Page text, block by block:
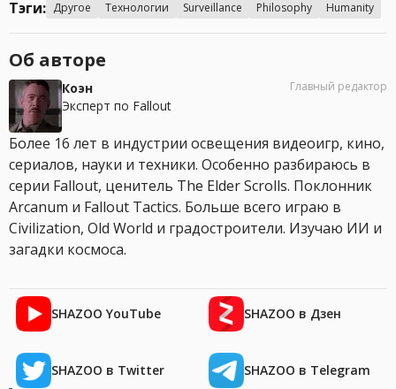
Тэги: Другое Технологии Surveillance Philosophy Humanity
Об авторе
Коэн
Эксперт по Fallout
Главный редактор
Более 16 лет в индустрии освещения видеоигр, кино,
сериалов, науки и техники. Особенно разбираюсь в
серии Fallout, ценитель The Elder Scrolls. Поклонник
Arcanum и Fallout Tactics. Больше всего играю в
Civilization, Old World и градостроители. Изучаю ИИ и
загадки космоса.
SHAZOO YouTube SHAZOO в Дзен
SHAZOO в Twitter SHAZOO в Telegram